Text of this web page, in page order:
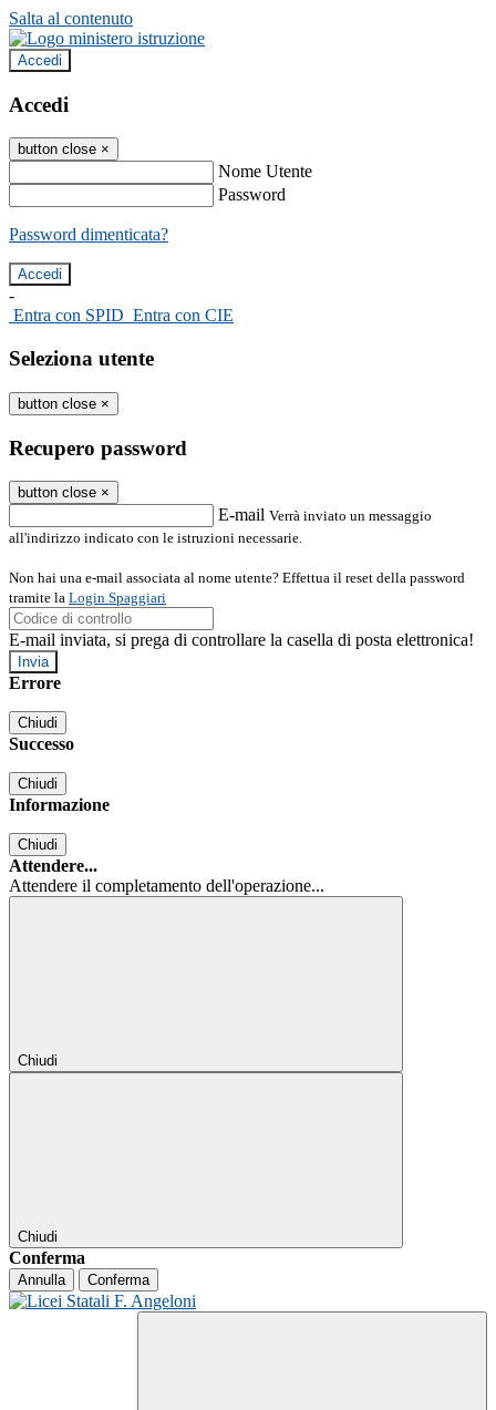
Salta al contenuto
Accedi
Accedi
button close ×
Nome Utente
Password
Password dimenticata?
-
Entra con SPID Entra con CIE
Seleziona utente
button close ×
Recupero password
button close ×
E-mail Verrà inviato un messaggio
all'indirizzo indicato con le istruzioni necessarie.
Non hai una e-mail associata al nome utente? Effettua il reset della password
tramite la Login Spaggiari
E-mail inviata, si prega di controllare la casella di posta elettronica!
Errore
Chiudi
Successo
Chiudi
Informazione
Chiudi
Attendere...
Attendere il completamento dell'operazione...
Chiudi
Chiudi
Conferma
Annulla Conferma